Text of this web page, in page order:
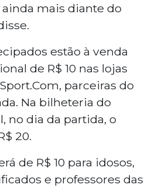
mais diante do
estão à venda
de R$ 10 nas lojas
parceiras do
Na bilheteria do
no dia da partida, o
20.
de R$ 10 para idosos,
e professores das